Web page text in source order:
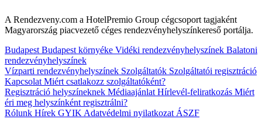
A Rendezveny.com a HotelPremio Group cégcsoport tagjaként
Magyarország piacvezető céges rendezvényhelyszínkereső portálja.
Budapest Budapest környéke Vidéki rendezvényhelyszínek Balatoni
rendezvényhelyszínek
Vízparti rendezvényhelyszínek Szolgáltatók Szolgáltatói regisztráció
Kapcsolat Miért csatlakozz szolgáltatóként?
Regisztráció helyszíneknek Médiaajánlat Hírlevél-feliratkozás Miért
éri meg helyszínként regisztrálni?
Rólunk Hírek GYIK Adatvédelmi nyilatkozat ÁSZF